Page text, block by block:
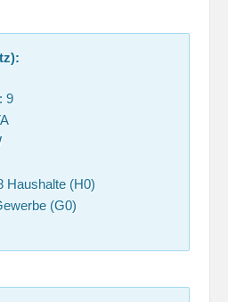
9
Haushalte (H0)
(G0)